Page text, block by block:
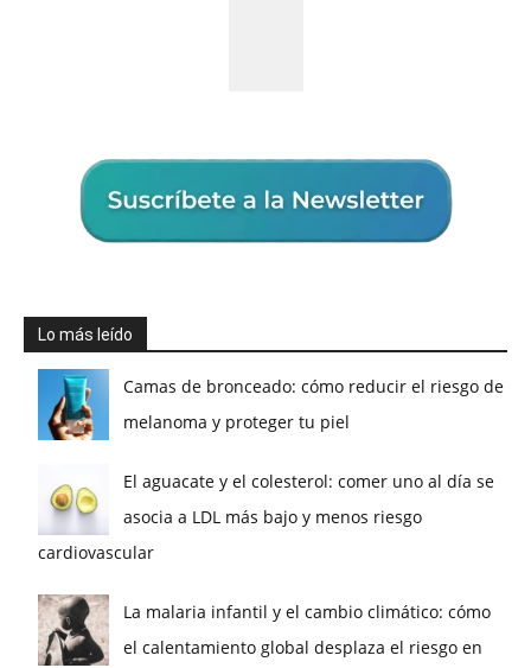
Lo más leído
Camas de bronceado: cómo reducir el riesgo de
melanoma y proteger tu piel
El aguacate y el colesterol: comer uno al día se
asocia a LDL más bajo y menos riesgo
cardiovascular
La malaria infantil y el cambio climático: cómo
el calentamiento global desplaza el riesgo en